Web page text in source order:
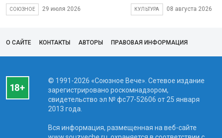
СОЮЗНОЕ 29 июля 2026 КУЛЬТУРА 08 августа 2026
О САЙТЕ КОНТАКТЫ АВТОРЫ ПРАВОВАЯ ИНФОРМАЦИЯ
© 1991-2026 «Союзное Вече». Сетевое издание
зарегистрировано роскомнадзором,
свидетельство эл № фc77-52606 от 25 января
2013 года.
Вся информация, размещенная на веб-сайте